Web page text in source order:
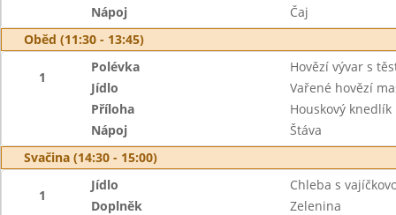
Nápoj
Čaj
Oběd (11:30 - 13:45)
1
Polévka
Hovězí vývar s
Jídlo
Vařené hovězí
Příloha
Houskový knedlík
Nápoj
Štáva
Svačina (14:30 - 15:00)
1
Jídlo
Chleba s
Doplněk
Zelenina